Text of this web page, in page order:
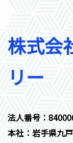
株式会
リー
法人番号：
本社：岩手県九